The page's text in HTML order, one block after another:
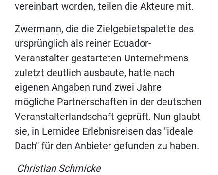
vereinbart worden, teilen die Akteure mit.
Zwermann, die die Zielgebietspalette des
ursprünglich als reiner Ecuador-
Veranstalter gestarteten Unternehmens
zuletzt deutlich ausbaute, hatte nach
eigenen Angaben rund zwei Jahre
mögliche Partnerschaften in der deutschen
Veranstalterlandschaft geprüft. Nun glaubt
sie, in Lernidee Erlebnisreisen das "ideale
Dach" für den Anbieter gefunden zu haben.
Christian Schmicke